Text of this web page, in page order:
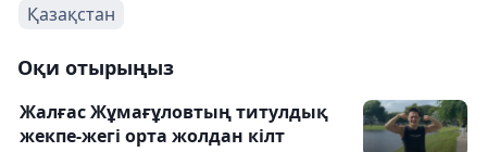
Қазақстан
Оқи отырыңыз
Жалғас Жұмағұловтың титулдық
жекпе-жегі орта жолдан кілт